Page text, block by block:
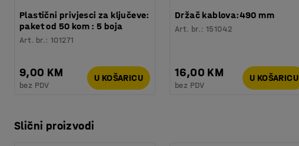
Plastični privjesci za ključeve:
paket od 50 kom : 5 boja
Art. br.:101271
9,00 KM
bez PDV
U KOŠARICU
Držač kablova:490 mm
Art. br.:151042
16,00 KM
bez PDV
U KOŠARICU
Slični proizvodi